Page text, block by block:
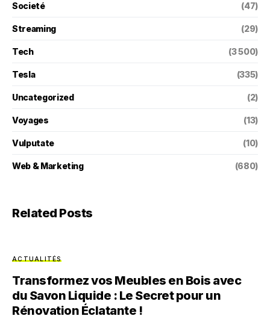
Societé (47)
Streaming (29)
Tech (3 500)
Tesla (335)
Uncategorized (2)
Voyages (13)
Vulputate (10)
Web & Marketing (680)
Related Posts
ACTUALITÉS
Transformez vos Meubles en Bois avec
du Savon Liquide : Le Secret pour un
Rénovation Éclatante !